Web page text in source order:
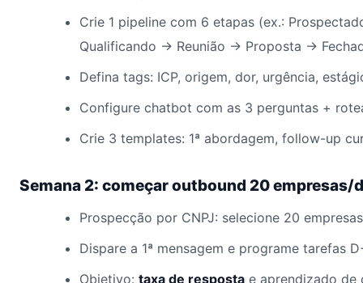
Crie 1 pipeline com 6 etapas (ex.:
Qualificando → Reunião → Proposta →
Defina tags: ICP, origem, dor, urgência,
Configure chatbot com as 3 perguntas +
Crie 3 templates: 1ª abordagem, follow-up
Semana 2: começar outbound 20 empresas/
Prospecção por CNPJ: selecione 20
Dispare a 1ª mensagem e programe tarefas
Objetivo: taxa de resposta e aprendizado de